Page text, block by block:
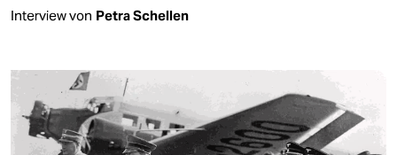
Interview von Petra Schellen